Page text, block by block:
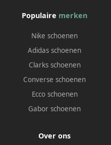
Populaire merken
Nike schoenen
Adidas schoenen
Clarks schoenen
Converse schoenen
Ecco schoenen
Gabor schoenen
Over ons